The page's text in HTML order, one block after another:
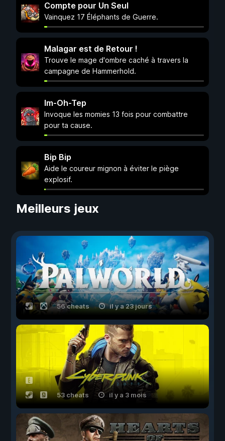
Compte pour Un Seul
Vainquez 17 Éléphants de Guerre.
Malagar est de Retour !
Trouve le mage d'ombre caché à travers la
campagne de Hammerhold.
Im-Oh-Tep
Invoque les momies 13 fois pour combattre
pour ta cause.
Bip Bip
Aide le coureur mignon à éviter le piège
explosif.
Meilleurs jeux
56 cheats il y a 23 jours
53 cheats il y a 3 mois